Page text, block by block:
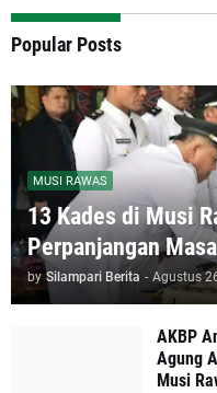
Popular Posts
MUSI RAWAS
13 Kades di Musi
Perpanjangan
by Silampari Berita - Agustus
AKBP
Agung
Musi